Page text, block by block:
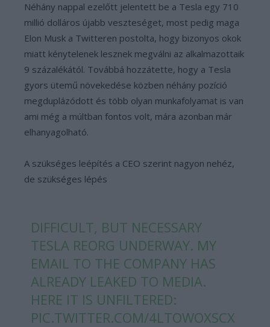
Néhány nappal ezelőtt jelentett be a Tesla egy 710
millió dolláros újabb veszteséget, most pedig maga
Elon Musk a Twitteren postolta, hogy bizonyos okok
miatt kénytelenek lesznek megválni az alkalmazottaik
9 százalékától. Továbbá hozzátette, hogy a Tesla
gyors ütemű növekedése közben néhány pozíció
megduplázódott és több olyan munkafolyamat is van
ami még a múltban fontos volt, mára azonban már
elhanyagolható.
A szükséges leépítés a CEO szerint nagyon nehéz,
de szükséges lépés
DIFFICULT, BUT NECESSARY
TESLA REORG UNDERWAY. MY
EMAIL TO THE COMPANY HAS
ALREADY LEAKED TO MEDIA.
HERE IT IS UNFILTERED:
PIC.TWITTER.COM/4LTOWOXSCX